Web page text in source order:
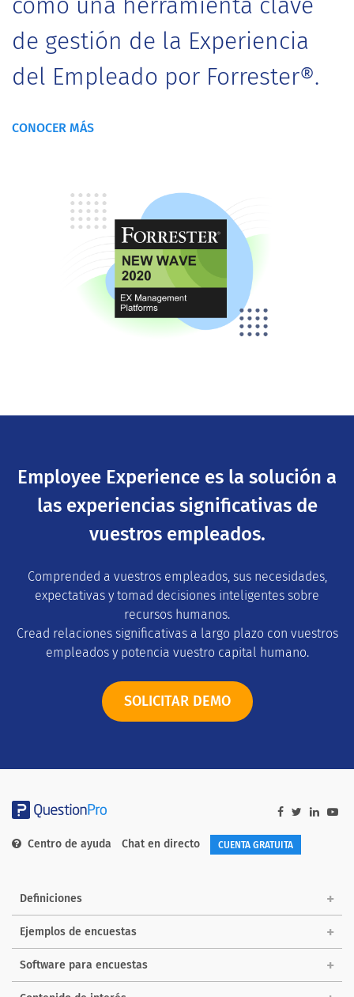
de gestión de la Experiencia
del Empleado por Forrester®.
CONOCER MÁS
Employee Experience es la solución a
las experiencias significativas de
vuestros empleados.
Comprended a vuestros empleados, sus necesidades,
expectativas y tomad decisiones inteligentes sobre
recursos humanos.
Cread relaciones significativas a largo plazo con vuestros
empleados y potencia vuestro capital humano.
SOLICITAR DEMO
Centro de ayuda Chat en directo CUENTA GRATUITA
Definiciones
Ejemplos de encuestas
Software para encuestas